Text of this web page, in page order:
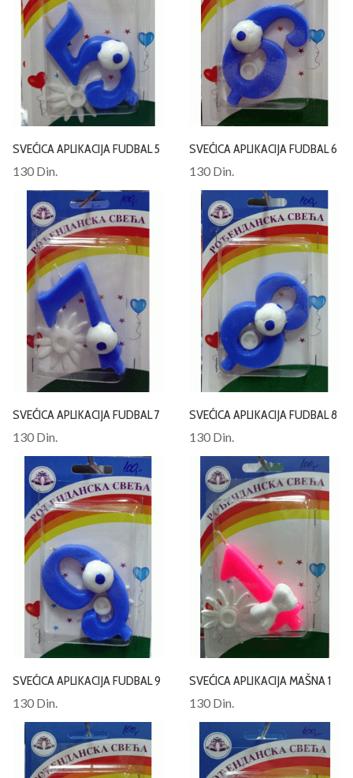
SVEĆICA APLIKACIJA FUDBAL 5
130 Din.
SVEĆICA APLIKACIJA FUDBAL 6
130 Din.
SVEĆICA APLIKACIJA FUDBAL 7
130 Din.
SVEĆICA APLIKACIJA FUDBAL 8
130 Din.
SVEĆICA APLIKACIJA FUDBAL 9
130 Din.
SVEĆICA APLIKACIJA MAŠNA 1
130 Din.